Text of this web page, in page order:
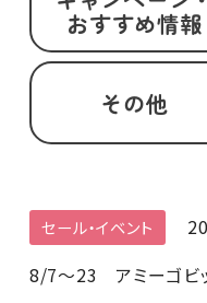
おすすめ情報
その他
セール・イベント
8/7～23 アミーゴビ